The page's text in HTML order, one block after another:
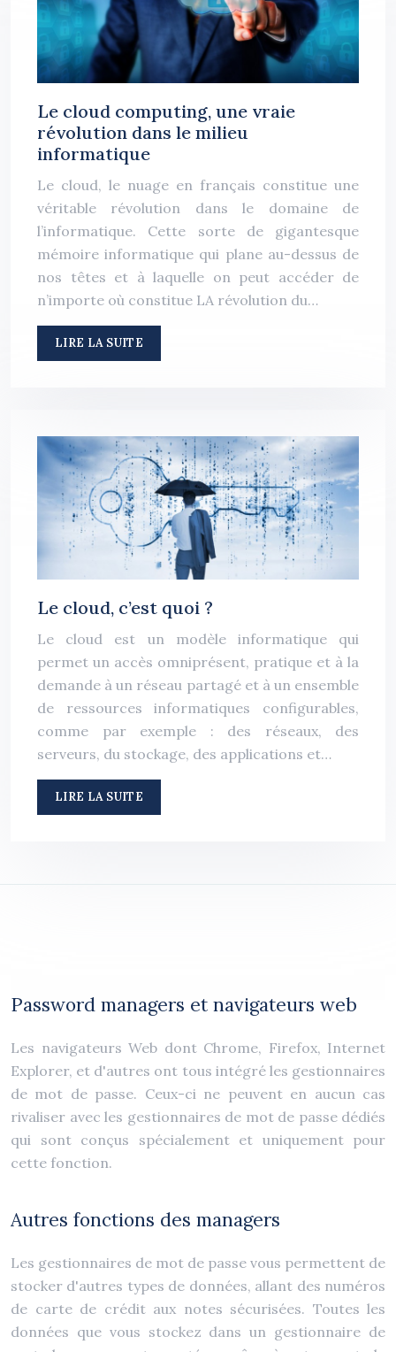
Le cloud computing, une vraie
révolution dans le milieu
informatique
Le cloud, le nuage en français constitue une
véritable révolution dans le domaine de
l’informatique. Cette sorte de gigantesque
mémoire informatique qui plane au-dessus de
nos têtes et à laquelle on peut accéder de
n’importe où constitue LA révolution du…
LIRE LA SUITE
Le cloud, c’est quoi ?
Le cloud est un modèle informatique qui
permet un accès omniprésent, pratique et à la
demande à un réseau partagé et à un ensemble
de ressources informatiques configurables,
comme par exemple : des réseaux, des
serveurs, du stockage, des applications et…
LIRE LA SUITE
Password managers et navigateurs web
Les navigateurs Web dont Chrome, Firefox, Internet
Explorer, et d'autres ont tous intégré les gestionnaires
de mot de passe. Ceux-ci ne peuvent en aucun cas
rivaliser avec les gestionnaires de mot de passe dédiés
qui sont conçus spécialement et uniquement pour
cette fonction.
Autres fonctions des managers
Les gestionnaires de mot de passe vous permettent de
stocker d'autres types de données, allant des numéros
de carte de crédit aux notes sécurisées. Toutes les
données que vous stockez dans un gestionnaire de